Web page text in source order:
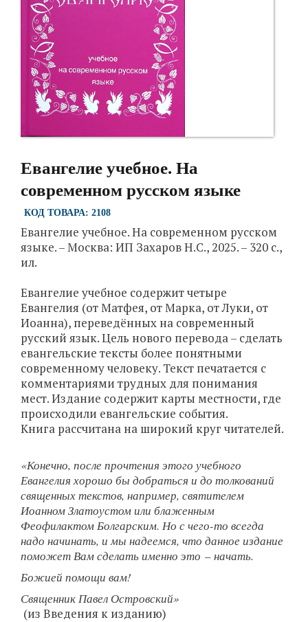
Евангелие учебное. На
современном русском языке
КОД ТОВАРА: 2108
Евангелие учебное. На современном русском
языке. – Москва: ИП Захаров Н.С., 2025. – 320 с.,
ил.
Евангелие учебное содержит четыре
Евангелия (от Матфея, от Марка, от Луки, от
Иоанна), переведённых на современный
русский язык. Цель нового перевода – сделать
евангельские тексты более понятными
современному человеку. Текст печатается с
комментариями трудных для понимания
мест. Издание содержит карты местности, где
происходили евангельские события.
Книга рассчитана на широкий круг читателей.
«Конечно, после прочтения этого учебного
Евангелия хорошо бы добраться и до толкований
священных текстов, например, святителем
Иоанном Златоустом или блаженным
Феофилактом Болгарским. Но с чего-то всегда
надо начинать, и мы надеемся, что данное издание
поможет Вам сделать именно это – начать.
Божией помощи вам!
Священник Павел Островский»
(из Введения к изданию)